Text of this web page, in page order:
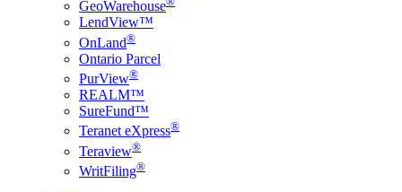
GeoWarehouse
LendView™
OnLand®
Ontario Parcel
PurView®
REALM™
SureFund™
Teranet eXpress®
Teraview®
WritFiling®